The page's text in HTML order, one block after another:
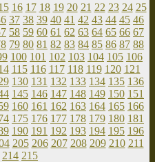
16 17 18 19 20 21 22 23 24 25
37 38 39 40 41 42 43 44 45 46
58 59 60 61 62 63 64 65 66 67
79 80 81 82 83 84 85 86 87 88
100 101 102 103 104 105 106
115 116 117 118 119 120 121
130 131 132 133 134 135 136
145 146 147 148 149 150 151
160 161 162 163 164 165 166
175 176 177 178 179 180 181
190 191 192 193 194 195 196
205 206 207 208 209 210 211
214 215